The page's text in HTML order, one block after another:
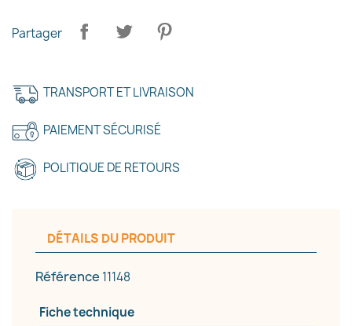
Partager
TRANSPORT ET LIVRAISON
PAIEMENT SÉCURISÉ
POLITIQUE DE RETOURS
DÉTAILS DU PRODUIT
Référence 11148
Fiche technique
Créer une liste d'envies
Annuler